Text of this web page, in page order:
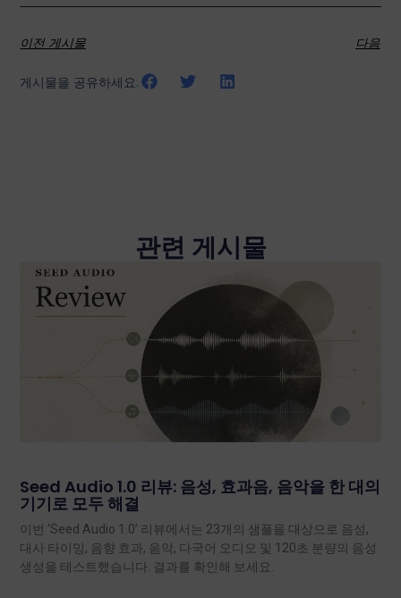
이전 게시물 다음
게시물을 공유하세요:
관련 게시물
Seed Audio 1.0 리뷰: 음성, 효과음, 음악을 한 대의
기기로 모두 해결
이번 ‘Seed Audio 1.0’ 리뷰에서는 23개의 샘플을 대상으로 음성,
대사 타이밍, 음향 효과, 음악, 다국어 오디오 및 120초 분량의 음성
생성을 테스트했습니다. 결과를 확인해 보세요.